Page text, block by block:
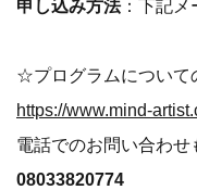
申し込み方法：下記メ
☆プログラムについて
https://www.mind-
電話でのお問い合わ
08033820774